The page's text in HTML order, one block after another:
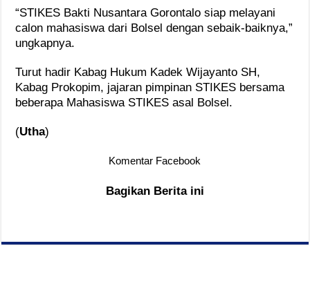
“STIKES Bakti Nusantara Gorontalo siap melayani
calon mahasiswa dari Bolsel dengan sebaik-baiknya,”
ungkapnya.
Turut hadir Kabag Hukum Kadek Wijayanto SH,
Kabag Prokopim, jajaran pimpinan STIKES bersama
beberapa Mahasiswa STIKES asal Bolsel.
(Utha)
Komentar Facebook
Bagikan Berita ini